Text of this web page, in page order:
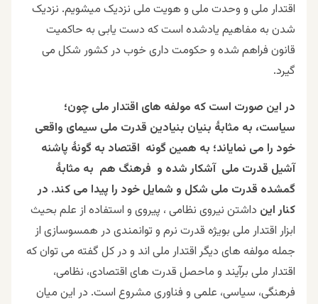
اقتدار ملی و وحدت ملی و هویت ملی نزدیک میشویم. نزدیک
شدن به مفاهیم یادشده است که دست یابی به حاکمیت
قانون فراهم شده و حکومت داری خوب در کشور شکل می
گیرد.
در این صورت است که مولفه های اقتدار ملی چون؛
سیاست، به مثابۀ بنیان بنیادین قدرت ملی سیمای واقعی
خود را می نمایاند؛ به همین گونه اقتصاد به گونۀ پاشنه
آشیل قدرت ملی آشکار شده و فرهنگ هم به مثابۀ
گمشده قدرت ملی شکل و شمایل خود را پیدا می کند. در
کنار این داشتن نیروی نظامی ، پیروی و استفاده از علم بحیث
ابزار اقتدار ملی بویژه قدرت نرم و توانمندی در همسوسازی از
جمله مولفه های دیگر اقتدار ملی اند و در کل گفته می توان که
اقتدار ملی برآیند و ماحصل قدرت های اقتصادی، نظامی،
فرهنگی، سیاسی، علمی و فناوری مشروع است. در این میان